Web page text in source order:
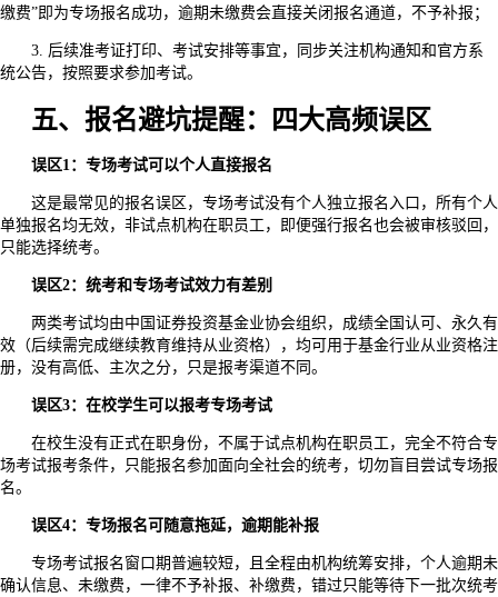
缴费”即为专场报名成功，逾期未缴费会直接关闭报名通道，不予补报；
3. 后续准考证打印、考试安排等事宜，同步关注机构通知和官方系
统公告，按照要求参加考试。
五、报名避坑提醒：四大高频误区
误区1：专场考试可以个人直接报名
这是最常见的报名误区，专场考试没有个人独立报名入口，所有个人
单独报名均无效，非试点机构在职员工，即便强行报名也会被审核驳回，
只能选择统考。
误区2：统考和专场考试效力有差别
两类考试均由中国证券投资基金业协会组织，成绩全国认可、永久有
效（后续需完成继续教育维持从业资格），均可用于基金行业从业资格注
册，没有高低、主次之分，只是报考渠道不同。
误区3：在校学生可以报考专场考试
在校生没有正式在职身份，不属于试点机构在职员工，完全不符合专
场考试报考条件，只能报名参加面向全社会的统考，切勿盲目尝试专场报
名。
误区4：专场报名可随意拖延，逾期能补报
专场考试报名窗口期普遍较短，且全程由机构统筹安排，个人逾期未
确认信息、未缴费，一律不予补报、补缴费，错过只能等待下一批次统考